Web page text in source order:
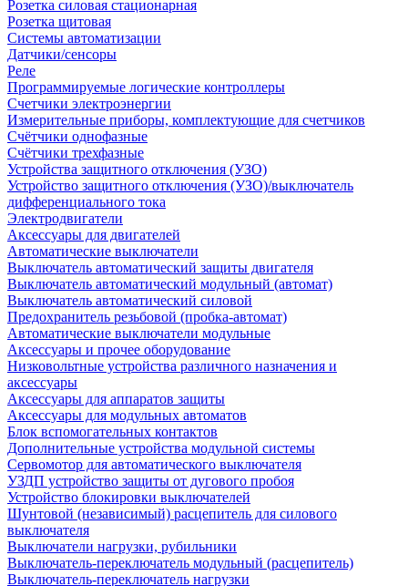
Розетка силовая стационарная
Розетка щитовая
Системы автоматизации
Датчики/сенсоры
Реле
Программируемые логические контроллеры
Счетчики электроэнергии
Измерительные приборы, комплектующие для счетчиков
Счётчики однофазные
Счётчики трехфазные
Устройства защитного отключения (УЗО)
Устройство защитного отключения (УЗО)/выключатель
дифференциального тока
Электродвигатели
Аксессуары для двигателей
Автоматические выключатели
Выключатель автоматический защиты двигателя
Выключатель автоматический модульный (автомат)
Выключатель автоматический силовой
Предохранитель резьбовой (пробка-автомат)
Автоматические выключатели модульные
Аксессуары и прочее оборудование
Низковольтные устройства различного назначения и
аксессуары
Аксессуары для аппаратов защиты
Аксессуары для модульных автоматов
Блок вспомогательных контактов
Дополнительные устройства модульной системы
Сервомотор для автоматического выключателя
УЗДП устройство защиты от дугового пробоя
Устройство блокировки выключателей
Шунтовой (независимый) расцепитель для силового
выключателя
Выключатели нагрузки, рубильники
Выключатель-переключатель модульный (расцепитель)
Выключатель-переключатель нагрузки